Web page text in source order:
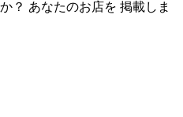
？ あなたのお店を 掲載しま